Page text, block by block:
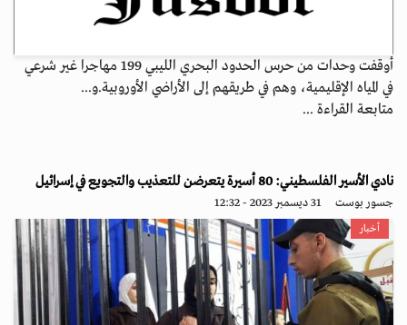
أوقفت وحدات من حرس الحدود البحري الليبي 199 مهاجرا غير شرعي
في المياه ‏الإقليمية، وهم في طريقهم إلى الأراضي الأوروبية.‏و...
متابعة القراءة ...
نادي الأسير الفلسطيني: 80 أسيرة يتعرضن للتعذيب والتجويع في إسرائيل
جسور بوست 31 ديسمبر 2023 - 12:32
أخبار